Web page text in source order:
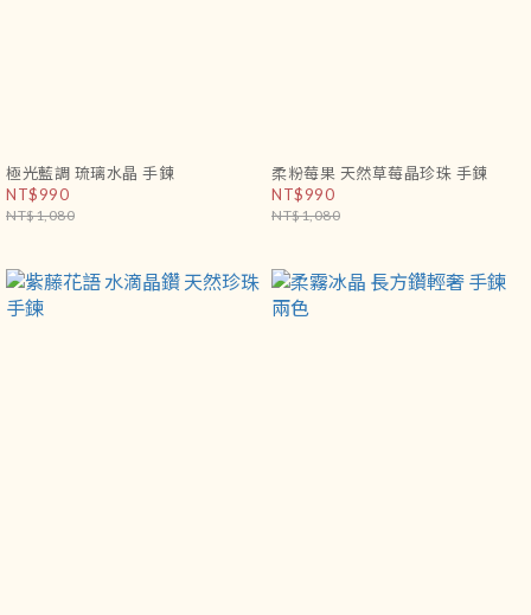
極光藍調 琉璃水晶 手鍊
NT$990
NT$1,080
柔粉莓果 天然草莓晶珍珠 手鍊
NT$990
NT$1,080